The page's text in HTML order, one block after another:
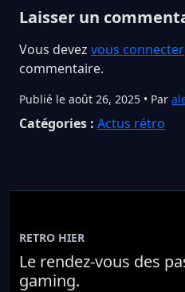
Laisser un
Vous devez vous connecter
commentaire.
Publié le août 26, 2025 • Par
Catégories : Actus rétro
RETRO HIER
Le rendez-vous des
gaming.